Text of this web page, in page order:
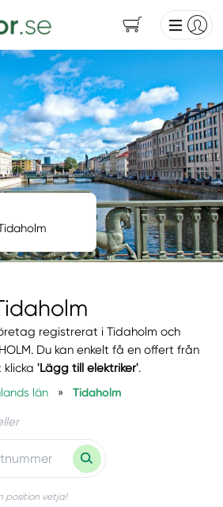
registrerat i Tidaholm och
Du kan enkelt få en offert från
klicka'Lägg till elektriker'.
län » Tidaholm
position vetja!